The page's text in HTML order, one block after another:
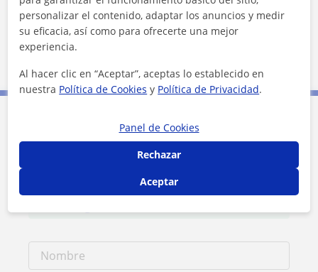
Localidades a las que se desplaza para dar clase
Lleida
Contacta con Melina
personalizar el contenido, adaptar los anuncios y medir
su eficacia, así como para ofrecerte una mejor
experiencia.
Al hacer clic en “Aceptar”, aceptas lo establecido en
nuestra Política de Cookies y Política de Privacidad.
Panel de Cookies
Rechazar
Aceptar